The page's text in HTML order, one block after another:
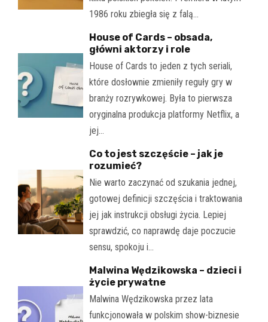
1986 roku zbiegła się z falą…
House of Cards – obsada,
główni aktorzy i role
House of Cards to jeden z tych seriali,
które dosłownie zmieniły reguły gry w
branży rozrywkowej. Była to pierwsza
oryginalna produkcja platformy Netflix, a
jej…
Co to jest szczęście – jak je
rozumieć?
Nie warto zaczynać od szukania jednej,
gotowej definicji szczęścia i traktowania
jej jak instrukcji obsługi życia. Lepiej
sprawdzić, co naprawdę daje poczucie
sensu, spokoju i…
Malwina Wędzikowska – dzieci i
życie prywatne
Malwina Wędzikowska przez lata
funkcjonowała w polskim show-biznesie